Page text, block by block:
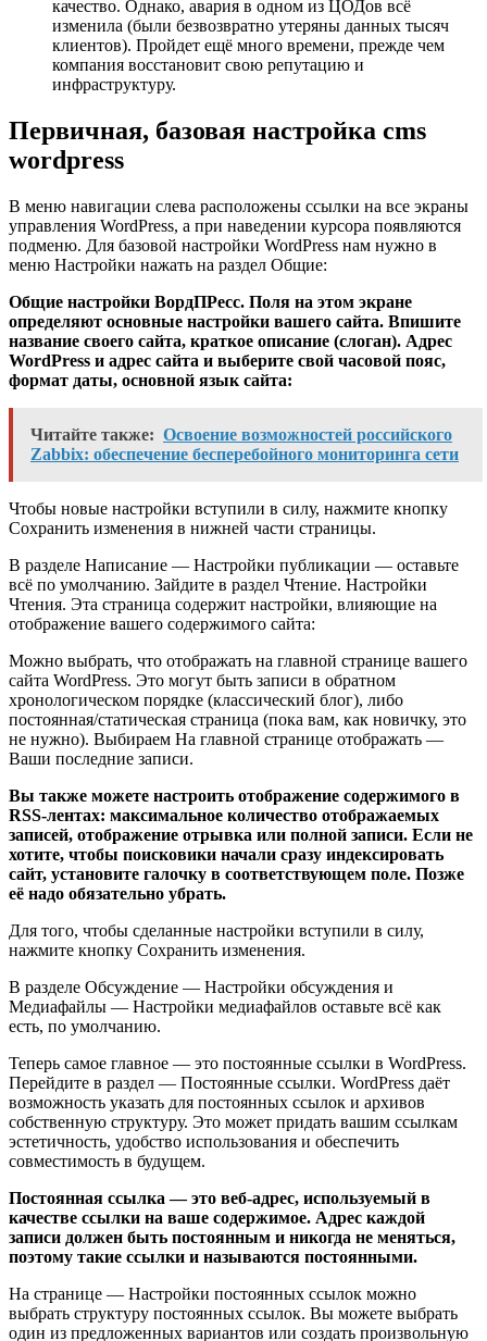
качество. Однако, авария в одном из ЦОДов всё
изменила (были безвозвратно утеряны данных тысяч
клиентов). Пройдет ещё много времени, прежде чем
компания восстановит свою репутацию и
инфраструктуру.
Первичная, базовая настройка cms
wordpress
В меню навигации слева расположены ссылки на все экраны
управления WordPress, а при наведении курсора появляются
подменю. Для базовой настройки WordPress нам нужно в
меню Настройки нажать на раздел Общие:
Общие настройки ВордПРесс. Поля на этом экране
определяют основные настройки вашего сайта. Впишите
название своего сайта, краткое описание (слоган). Адрес
WordPress и адрес сайта и выберите свой часовой пояс,
формат даты, основной язык сайта:
Читайте также: Освоение возможностей российского
Zabbix: обеспечение бесперебойного мониторинга сети
Чтобы новые настройки вступили в силу, нажмите кнопку
Сохранить изменения в нижней части страницы.
В разделе Написание — Настройки публикации — оставьте
всё по умолчанию. Зайдите в раздел Чтение. Настройки
Чтения. Эта страница содержит настройки, влияющие на
отображение вашего содержимого сайта:
Можно выбрать, что отображать на главной странице вашего
сайта WordPress. Это могут быть записи в обратном
хронологическом порядке (классический блог), либо
постоянная/статическая страница (пока вам, как новичку, это
не нужно). Выбираем На главной странице отображать —
Ваши последние записи.
Вы также можете настроить отображение содержимого в
RSS-лентах: максимальное количество отображаемых
записей, отображение отрывка или полной записи. Если не
хотите, чтобы поисковики начали сразу индексировать
сайт, установите галочку в соответствующем поле. Позже
её надо обязательно убрать.
Для того, чтобы сделанные настройки вступили в силу,
нажмите кнопку Сохранить изменения.
В разделе Обсуждение — Настройки обсуждения и
Медиафайлы — Настройки медиафайлов оставьте всё как
есть, по умолчанию.
Теперь самое главное — это постоянные ссылки в WordPress.
Перейдите в раздел — Постоянные ссылки. WordPress даёт
возможность указать для постоянных ссылок и архивов
собственную структуру. Это может придать вашим ссылкам
эстетичность, удобство использования и обеспечить
совместимость в будущем.
Постоянная ссылка — это веб-адрес, используемый в
качестве ссылки на ваше содержимое. Адрес каждой
записи должен быть постоянным и никогда не меняться,
поэтому такие ссылки и называются постоянными.
На странице — Настройки постоянных ссылок можно
выбрать структуру постоянных ссылок. Вы можете выбрать
один из предложенных вариантов или создать произвольную